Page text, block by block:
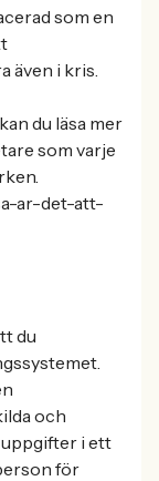
som en
även i kris.
du läsa mer
som varje
ar-det-att-
du
och
i ett
för